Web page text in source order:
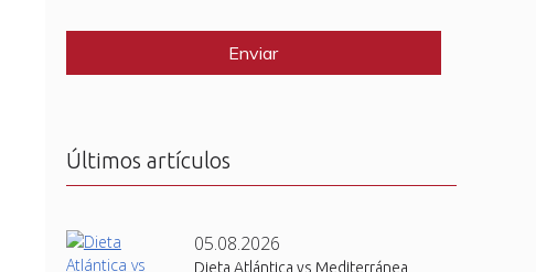
l
Últimos artículos
05.08.2026
Dieta Atlántica vs Mediterránea